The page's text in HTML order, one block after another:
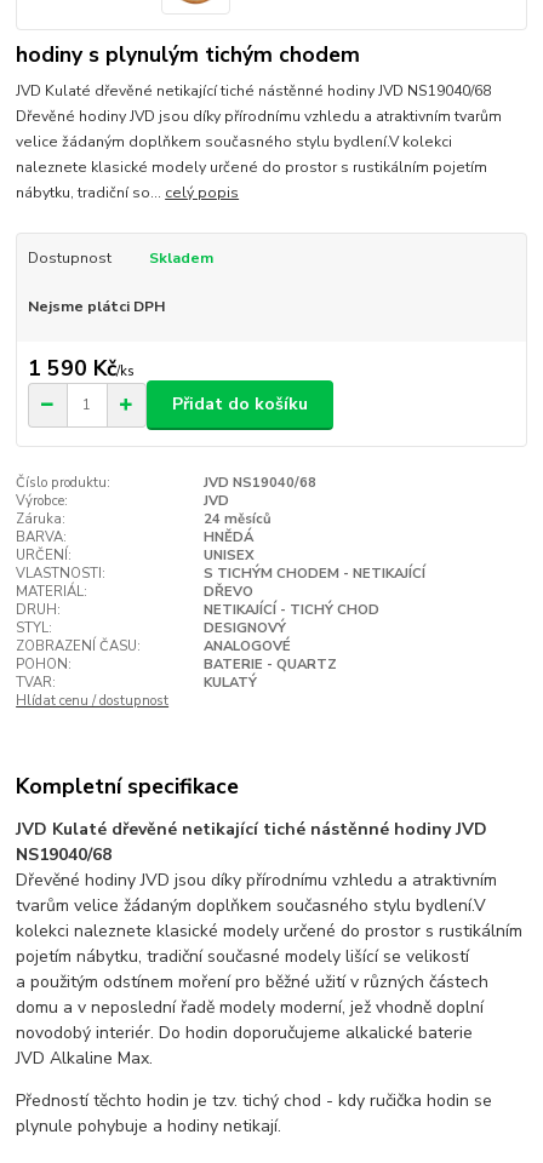
hodiny s plynulým tichým chodem
JVD Kulaté dřevěné netikající tiché nástěnné hodiny JVD NS19040/68
Dřevěné hodiny JVD jsou díky přírodnímu vzhledu a atraktivním tvarům
velice žádaným doplňkem současného stylu bydlení.V kolekci
naleznete klasické modely určené do prostor s rustikálním pojetím
nábytku, tradiční so... celý popis
Dostupnost Skladem
Nejsme plátci DPH
1 590 Kč/ks
Přidat do košíku
Číslo produktu:
JVD NS19040/68
Výrobce:
JVD
Záruka:
24 měsíců
BARVA:
HNĚDÁ
URČENÍ:
UNISEX
VLASTNOSTI:
S TICHÝM CHODEM - NETIKAJÍCÍ
MATERIÁL:
DŘEVO
DRUH:
NETIKAJÍCÍ - TICHÝ CHOD
STYL:
DESIGNOVÝ
ZOBRAZENÍ ČASU:
ANALOGOVÉ
POHON:
BATERIE - QUARTZ
TVAR:
KULATÝ
Hlídat cenu / dostupnost
Kompletní specifikace
JVD Kulaté dřevěné netikající tiché nástěnné hodiny JVD
NS19040/68
Dřevěné hodiny JVD jsou díky přírodnímu vzhledu a atraktivním
tvarům velice žádaným doplňkem současného stylu bydlení.V
kolekci naleznete klasické modely určené do prostor s rustikálním
pojetím nábytku, tradiční současné modely lišící se velikostí
a použitým odstínem moření pro běžné užití v různých částech
domu a v neposlední řadě modely moderní, jež vhodně doplní
novodobý interiér. Do hodin doporučujeme alkalické baterie
JVD Alkaline Max.
Předností těchto hodin je tzv. tichý chod - kdy ručička hodin se
plynule pohybuje a hodiny netikají.